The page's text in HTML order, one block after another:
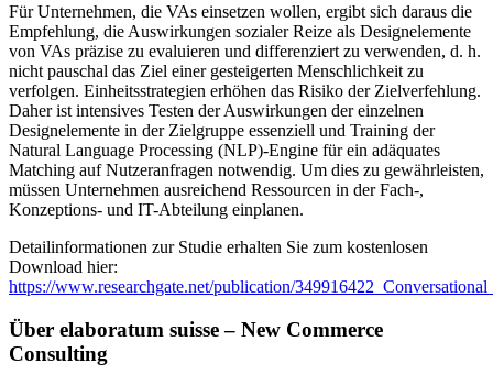
Für Unternehmen, die VAs einsetzen wollen, ergibt sich daraus die
Empfehlung, die Auswirkungen sozialer Reize als Designelemente
von VAs präzise zu evaluieren und differenziert zu verwenden, d. h.
nicht pauschal das Ziel einer gesteigerten Menschlichkeit zu
verfolgen. Einheitsstrategien erhöhen das Risiko der Zielverfehlung.
Daher ist intensives Testen der Auswirkungen der einzelnen
Designelemente in der Zielgruppe essenziell und Training der
Natural Language Processing (NLP)-Engine für ein adäquates
Matching auf Nutzeranfragen notwendig. Um dies zu gewährleisten,
müssen Unternehmen ausreichend Ressourcen in der Fach-,
Konzeptions- und IT-Abteilung einplanen.
Detailinformationen zur Studie erhalten Sie zum kostenlosen
Download hier:
https://www.researchgate.net/publication/
Über elaboratum suisse – New Commerce
Consulting